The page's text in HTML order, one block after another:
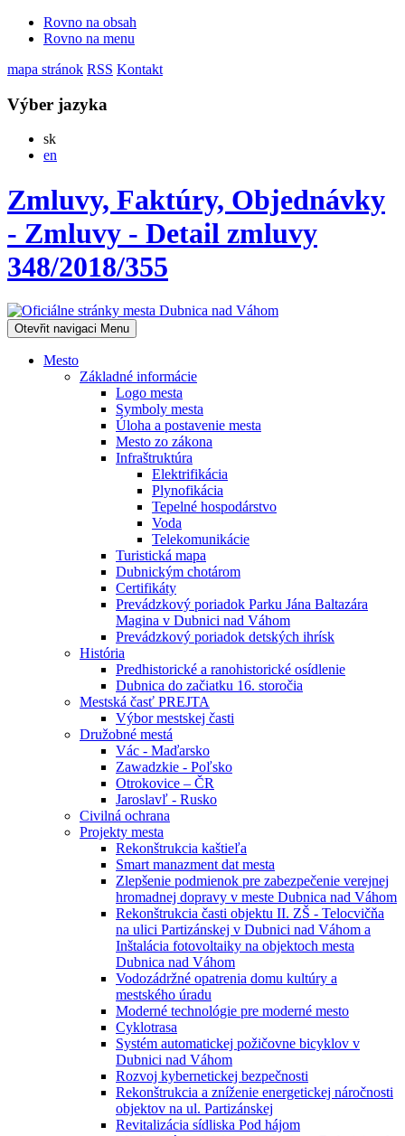
Rovno na obsah
Rovno na menu
mapa stránok RSS Kontakt
Výber jazyka
skSlovensky
en
Zmluvy, Faktúry, Objednávky
- Zmluvy - Detail zmluvy
348/2018/355
Otevřit navigaci Menu
Mesto
Základné informácie
Logo mesta
Symboly mesta
Úloha a postavenie mesta
Mesto zo zákona
Infraštruktúra
Elektrifikácia
Plynofikácia
Tepelné hospodárstvo
Voda
Telekomunikácie
Turistická mapa
Dubnickým chotárom
Certifikáty
Prevádzkový poriadok Parku Jána Baltazára
Magina v Dubnici nad Váhom
Prevádzkový poriadok detských ihrísk
História
Predhistorické a ranohistorické osídlenie
Dubnica do začiatku 16. storočia
Mestská časť PREJTA
Výbor mestskej časti
Družobné mestá
Vác - Maďarsko
Zawadzkie - Poľsko
Otrokovice – ČR
Jaroslavľ - Rusko
Civilná ochrana
Projekty mesta
Rekonštrukcia kaštieľa
Smart manazment dat mesta
Zlepšenie podmienok pre zabezpečenie verejnej
hromadnej dopravy v meste Dubnica nad Váhom
Rekonštrukcia časti objektu II. ZŠ - Telocvičňa
na ulici Partizánskej v Dubnici nad Váhom a
Inštalácia fotovoltaiky na objektoch mesta
Dubnica nad Váhom
Vodozádržné opatrenia domu kultúry a
mestského úradu
Moderné technológie pre moderné mesto
Cyklotrasa
Systém automatickej požičovne bicyklov v
Dubnici nad Váhom
Rozvoj kybernetickej bezpečnosti
Rekonštrukcia a zníženie energetickej náročnosti
objektov na ul. Partizánskej
Revitalizácia sídliska Pod hájom